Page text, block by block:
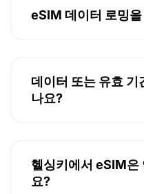
eSIM 데이터 로밍
데이터 또는 유효 기
나요?
헬싱키에서 eSIM은
요?